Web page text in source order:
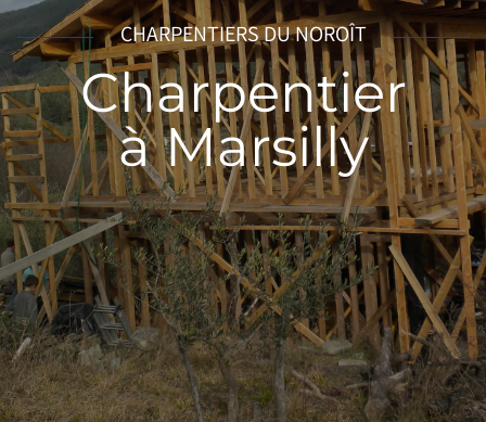
CHARPENTIERS DU NOROÎT
Charpentier
à Marsilly